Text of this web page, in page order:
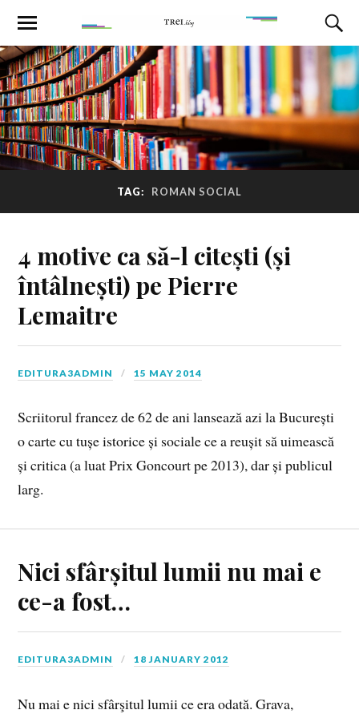
TAG: ROMAN SOCIAL
4 motive ca să-l citești (și
întâlnești) pe Pierre
Lemaitre
EDITURA3ADMIN 15 MAY 2014
Scriitorul francez de 62 de ani lansează azi la București
o carte cu tușe istorice și sociale ce a reușit să uimească
și critica (a luat Prix Goncourt pe 2013), dar și publicul
larg.
Nici sfârșitul lumii nu mai e
ce-a fost…
EDITURA3ADMIN 18 JANUARY 2012
Nu mai e nici sfârşitul lumii ce era odată. Grava,